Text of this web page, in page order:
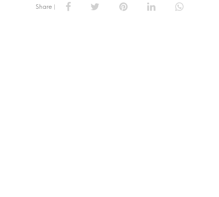
Share |